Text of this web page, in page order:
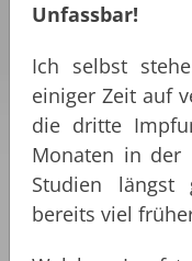
Unfassbar!
Ich selbst
einiger Zeit auf
die dritte
Monaten in der
Studien längst
bereits viel